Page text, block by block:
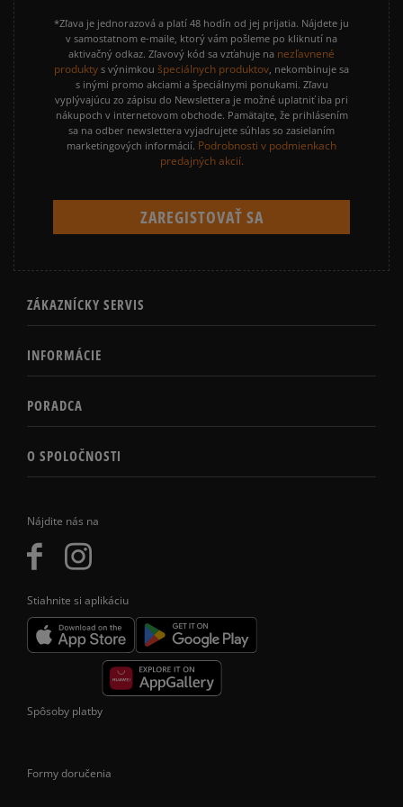
Nájdite nás na
Stiahnite si aplikáciu
*Zľava je jednorazová a platí 48 hodín od jej prijatia. Nájdete ju
v samostatnom e-maile, ktorý vám pošleme po kliknutí na
aktivačný odkaz. Zľavový kód sa vzťahuje na nezľavnené
produkty s výnimkou špeciálnych produktov, nekombinuje sa
s inými promo akciami a špeciálnymi ponukami. Zľavu
vyplývajúcu zo zápisu do Newslettera je možné uplatniť iba pri
nákupoch v internetovom obchode. Pamätajte, že prihlásením
sa na odber newslettera vyjadrujete súhlas so zasielaním
marketingových informácií. Podrobnosti v podmienkach
predajných akcií.
ZÁKAZNÍCKY SERVIS
INFORMÁCIE
PORADCA
O SPOLOČNOSTI
Spôsoby platby
Formy doručenia